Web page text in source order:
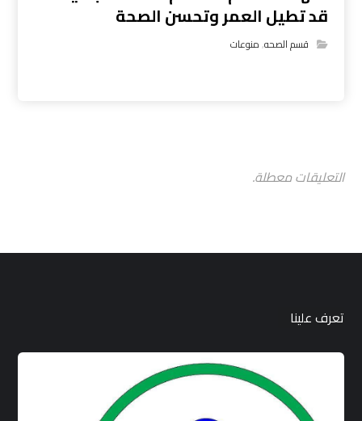
قد تطيل العمر وتحسن الصحة
قسم الصحه,منوعات
التعليقات معطلة.
تعرف علينا